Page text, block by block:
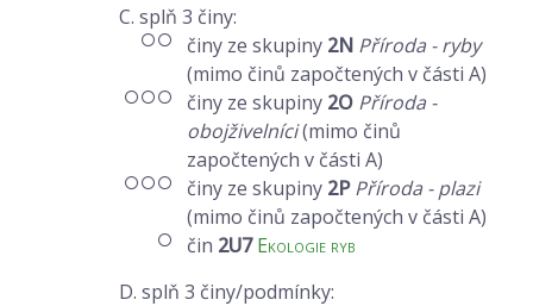
C. splň 3 činy:
činy ze skupiny 2N Příroda - ryby
(mimo činů započtených v části A)
činy ze skupiny 2O Příroda -
obojživelníci(mimo činů
započtených v části A)
činy ze skupiny 2P Příroda - plazi
(mimo činů započtených v části A)
čin 2U7 Ekologie ryb
D. splň 3 činy/podmínky: